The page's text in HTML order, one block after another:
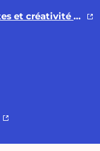
Jeux, explorations naturalistes et créativité nature